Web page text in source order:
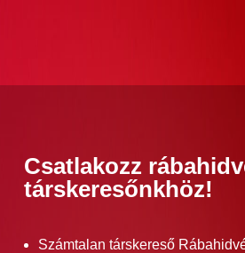
Csatlakozz
társkeresőnkhöz!
Számtalan társkereső